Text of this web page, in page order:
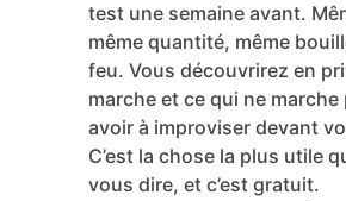
Le grain de Calasparra D.O.
vous donnera la marge
vous avez besoin. La
deux ou trois minutes de
catastrophe.
Et un dernier conseil que
donne: avant le plat du jour